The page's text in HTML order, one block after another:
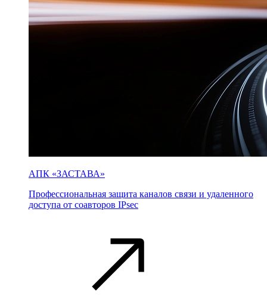
АПК «ЗАСТАВА»
Профессиональная защита каналов связи и удаленного
доступа от соавторов IPsec